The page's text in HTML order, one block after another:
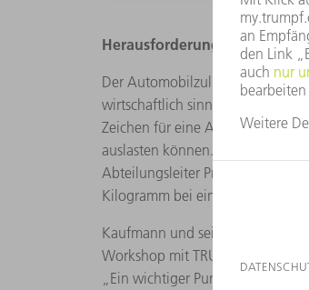
Herausforderungen
Der Automobilzulieferer GEDIA
wirtschaftlich sinnvolle
Zeichen für eine
auslasten können. Die für eine
Abteilungsleiter Produktion bei
Kilogramm bei einer Länge von
Kaufmann und sein Kollege
Workshop mit TRUMPF
„Ein wichtiger Punkt war für